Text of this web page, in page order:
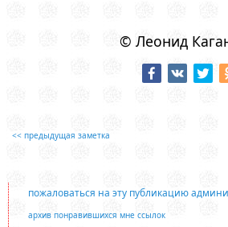
© Леонид
<< предыдущая заметка
пожаловаться на эту публикацию
архив понравившихся мне ссылок